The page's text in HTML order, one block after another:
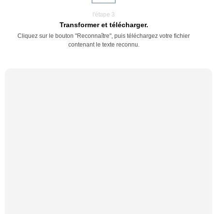
l'étape 3
Transformer et télécharger.
Cliquez sur le bouton "Reconnaître", puis téléchargez votre fichier
contenant le texte reconnu.